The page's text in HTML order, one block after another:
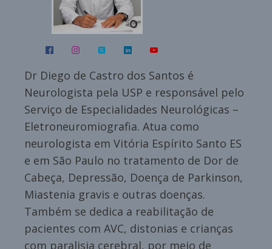
Dr Diego de Castro dos Santos é
Neurologista pela USP e responsável pelo
Serviço de Especialidades Neurológicas –
Eletroneuromiografia. Atua como
neurologista em Vitória Espírito Santo ES
e em São Paulo no tratamento de Dor de
Cabeça, Depressão, Doença de Parkinson,
Miastenia gravis e outras doenças.
Também se dedica a reabilitação de
pacientes com AVC, distonias e crianças
com paralisia cerebral, por meio de